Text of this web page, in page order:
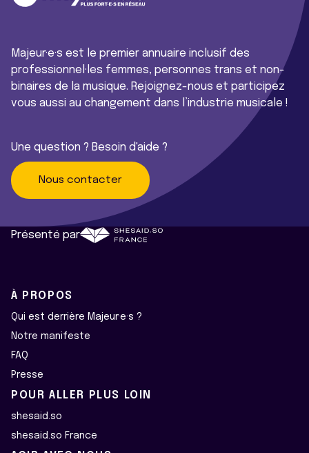
Majeur·e·s est le premier annuaire inclusif des
professionnel·les femmes, personnes trans et non-
binaires de la musique. Rejoignez-nous et participez
vous aussi au changement dans l’industrie musicale !
Une question ? Besoin d'aide ?
Nous contacter
Présenté par
À PROPOS
Qui est derrière Majeur·e·s ?
Notre manifeste
FAQ
Presse
POUR ALLER PLUS LOIN
shesaid.so
shesaid.so France